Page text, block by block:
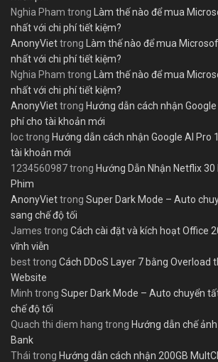
Nghia Pham trong Làm thế nào để mua
nhất với chi phí tiết kiệm?
AnonyViettrong Làm thế nào để mua
nhất với chi phí tiết kiệm?
Nghia Pham trong Làm thế nào để mua
nhất với chi phí tiết kiệm?
AnonyViettrong Hướng dẫn cách nhận
phí cho tài khoản mới
loctrong Hướng dẫn cách nhận Google AI Pro
tài khoản mới
1234560987trong Hướng Dẫn Nhận Netflix 30
Phim
AnonyViettrong Super Dark Mode – Auto
sang chế độ tối
James trong Cách cài đặt và kích hoạt Office
vĩnh viễn
besttrong Cách DDoS Layer 7 bằng Overload
Website
Minh trong Super Dark Mode – Auto chuyển
chế độ tối
Quach thi diem hang trong Hướng dẫn chế
Bank
Thái trong Hướng dẫn cách nhận 200GB